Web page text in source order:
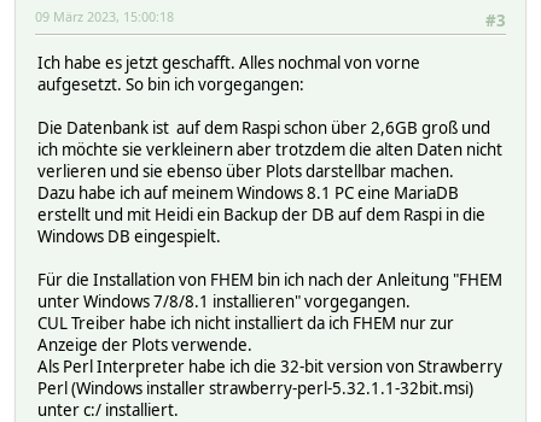
#3
09 März 2023, 15:00:18
Ich habe es jetzt geschafft. Alles nochmal von vorne
aufgesetzt. So bin ich vorgegangen:
Die Datenbank ist auf dem Raspi schon über 2,6GB groß und
ich möchte sie verkleinern aber trotzdem die alten Daten nicht
verlieren und sie ebenso über Plots darstellbar machen.
Dazu habe ich auf meinem Windows 8.1 PC eine MariaDB
erstellt und mit Heidi ein Backup der DB auf dem Raspi in die
Windows DB eingespielt.
Für die Installation von FHEM bin ich nach der Anleitung "FHEM
unter Windows 7/8/8.1 installieren" vorgegangen.
CUL Treiber habe ich nicht installiert da ich FHEM nur zur
Anzeige der Plots verwende.
Als Perl Interpreter habe ich die 32-bit version von Strawberry
Perl (Windows installer strawberry-perl-5.32.1.1-32bit.msi)
unter c:/ installiert.